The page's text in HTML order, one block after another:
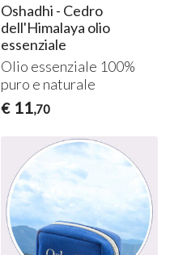
Oshadhi - Cedro
dell'Himalaya olio
essenziale
Olio essenziale 100%
puro e naturale
€ 11,70